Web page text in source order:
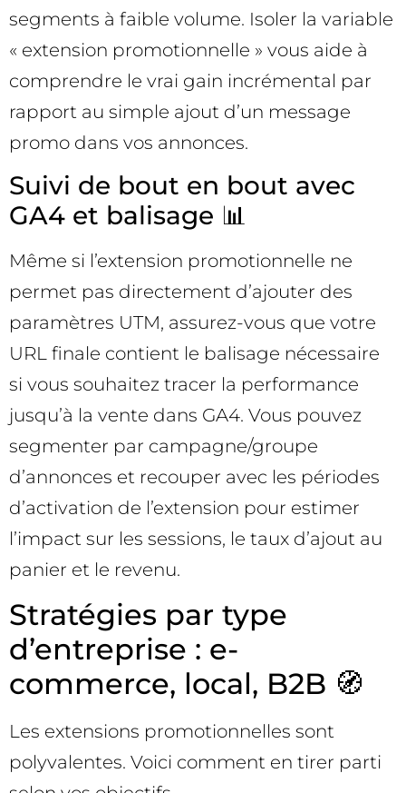
segments à faible volume. Isoler la variable
« extension promotionnelle » vous aide à
comprendre le vrai gain incrémental par
rapport au simple ajout d’un message
promo dans vos annonces.
Suivi de bout en bout avec
GA4 et balisage 📊
Même si l’extension promotionnelle ne
permet pas directement d’ajouter des
paramètres UTM, assurez-vous que votre
URL finale contient le balisage nécessaire
si vous souhaitez tracer la performance
jusqu’à la vente dans GA4. Vous pouvez
segmenter par campagne/groupe
d’annonces et recouper avec les périodes
d’activation de l’extension pour estimer
l’impact sur les sessions, le taux d’ajout au
panier et le revenu.
Stratégies par type
d’entreprise : e-
commerce, local, B2B 🧭
Les extensions promotionnelles sont
polyvalentes. Voici comment en tirer parti